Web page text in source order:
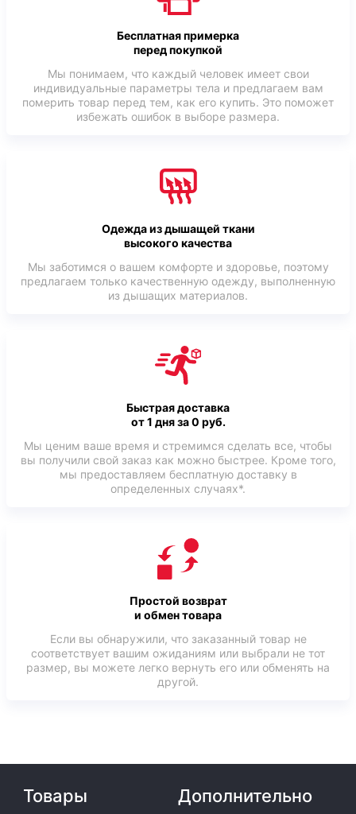
Бесплатная примерка
перед покупкой
Мы понимаем, что каждый человек имеет свои
индивидуальные параметры тела и предлагаем вам
померить товар перед тем, как его купить. Это поможет
избежать ошибок в выборе размера.
Одежда из дышащей ткани
высокого качества
Мы заботимся о вашем комфорте и здоровье, поэтому
предлагаем только качественную одежду, выполненную
из дышащих материалов.
Быстрая доставка
от 1 дня за 0 руб.
Мы ценим ваше время и стремимся сделать все, чтобы
вы получили свой заказ как можно быстрее. Кроме того,
мы предоставляем бесплатную доставку в
определенных случаях*.
Простой возврат
и обмен товара
Если вы обнаружили, что заказанный товар не
соответствует вашим ожиданиям или выбрали не тот
размер, вы можете легко вернуть его или обменять на
другой.
Товары Дополнительно